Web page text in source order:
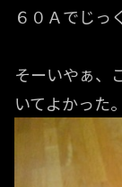
６０Ａでじっ
そーいやぁ、
いてよかった。